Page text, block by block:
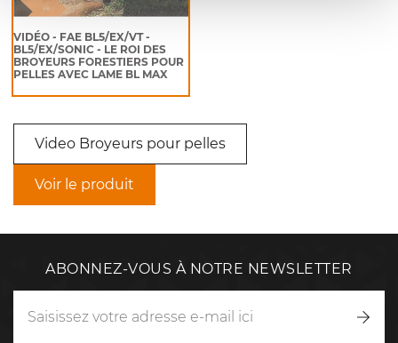
VIDÉO - FAE BL5/EX/VT -
BL5/EX/SONIC - LE ROI DES
BROYEURS FORESTIERS POUR
PELLES AVEC LAME BL MAX
Video Broyeurs pour pelles
Voir le produit
ABONNEZ-VOUS À NOTRE NEWSLETTER